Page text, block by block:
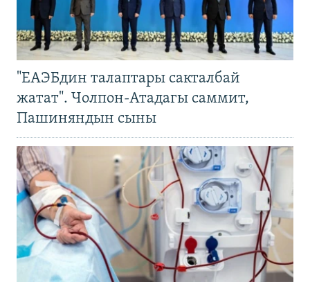
"ЕАЭБдин талаптары сакталбай
жатат". Чолпон-Атадагы саммит,
Пашиняндын сыны